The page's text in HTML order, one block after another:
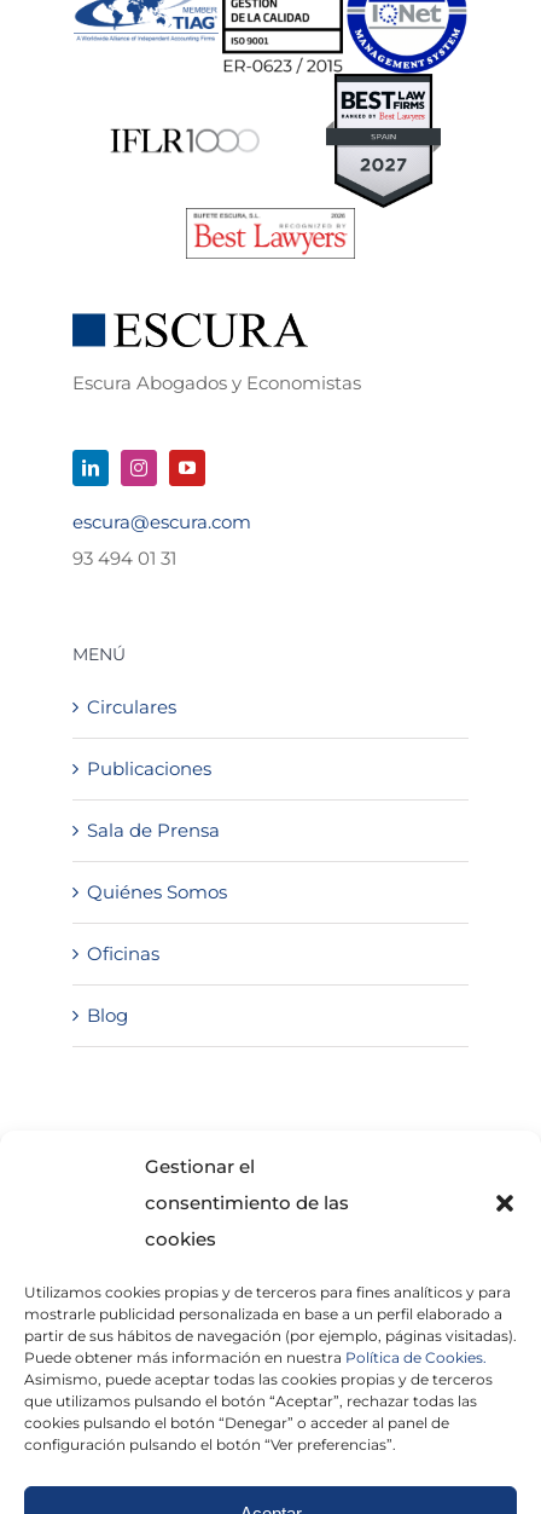
Gestionar el
consentimiento de las
cookies
Utilizamos cookies propias y de terceros para fines analíticos y para
mostrarle publicidad personalizada en base a un perfil elaborado a
partir de sus hábitos de navegación (por ejemplo, páginas visitadas).
Puede obtener más información en nuestra Política de Cookies.
Asimismo, puede aceptar todas las cookies propias y de terceros
que utilizamos pulsando el botón “Aceptar”, rechazar todas las
cookies pulsando el botón “Denegar” o acceder al panel de
configuración pulsando el botón “Ver preferencias”.
Escura Abogados y Economistas
escura@escura.com
93 494 01 31
MENÚ
Circulares
Publicaciones
Sala de Prensa
Quiénes Somos
Oficinas
Blog
He leído y acepto laPolítica de Privacidad